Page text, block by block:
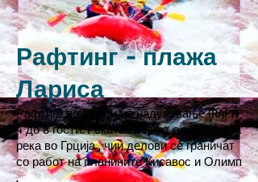
Рафтинг - плажа
Лариса
Рафтинг во чамци на надувување (RAFT)
4 до 8 гости. Реката Пиниос е најдолгата
река во Грција , чии делови се граничат
со работ на планините Кисавос и Олимп
.